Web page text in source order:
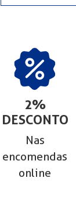
2%
DESCONTO
Nas
encomendas
online